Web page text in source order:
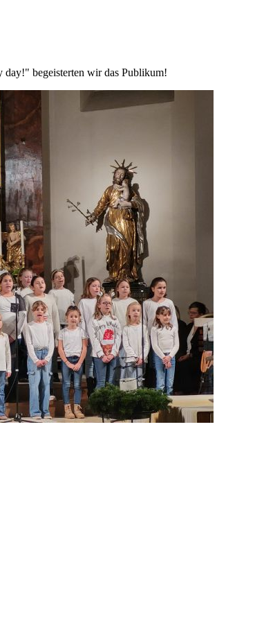
begeisterten wir das Publikum!